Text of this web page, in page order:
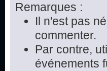
Remarques :
Il n'est pas
commenter.
Par contre,
événements